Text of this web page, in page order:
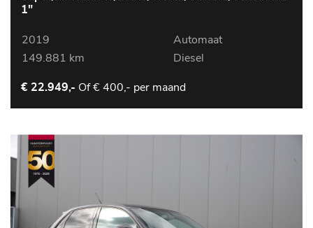
1"
2019
Automaat
149.881 km
Diesel
€ 22.949,- Of€ 400,- per maand